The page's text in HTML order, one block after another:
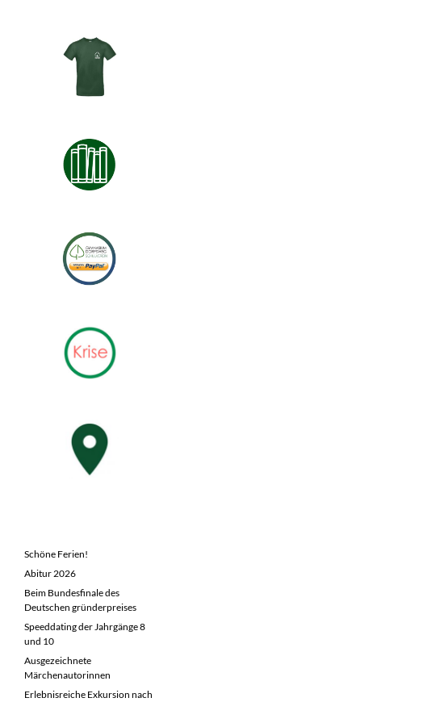
Schöne Ferien!
Abitur 2026
Beim Bundesfinale des
Deutschen gründerpreises
Speeddating der Jahrgänge 8
und 10
Ausgezeichnete
Märchenautorinnen
Erlebnisreiche Exkursion nach